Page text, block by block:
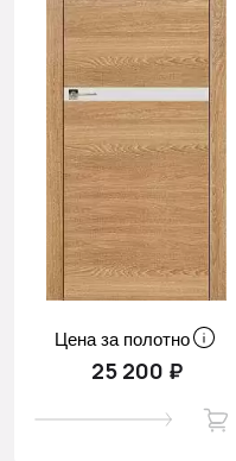
Цена за полотно
25 200 ₽